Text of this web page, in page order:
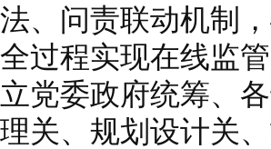
法、问责联动机制
全过程实现在线监
立党委政府统筹、
理关、规划设计关